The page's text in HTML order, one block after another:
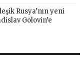
Rusya’nın yeni
Golovin’e